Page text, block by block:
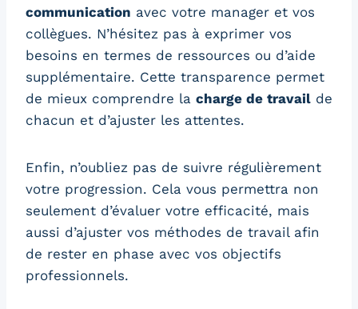
communication avec votre manager et vos
collègues. N’hésitez pas à exprimer vos
besoins en termes de ressources ou d’aide
supplémentaire. Cette transparence permet
de mieux comprendre la charge de travail de
chacun et d’ajuster les attentes.
Enfin, n’oubliez pas de suivre régulièrement
votre progression. Cela vous permettra non
seulement d’évaluer votre efficacité, mais
aussi d’ajuster vos méthodes de travail afin
de rester en phase avec vos objectifs
professionnels.